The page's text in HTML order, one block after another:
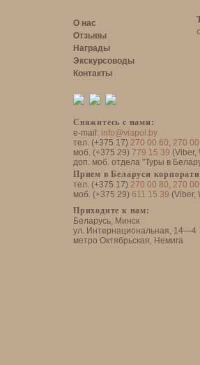
О нас
Отзывы
Награды
Экскурсоводы
Контакты
Свяжитесь с нами:
e-mail: info@viapol.by
тел. (+375 17) 270 00 60, 270
моб. (+375 29) 779 15 39 (Viber,
доп. моб. отдела "Туры в
Прием в Беларуси
тел. (+375 17) 270 00 80, 270
моб. (+375 29) 611 15 39 (Viber,
Приходите к нам:
Беларусь, Минск
ул. Интернациональная, 14—4
метро Октябрьская, Немига